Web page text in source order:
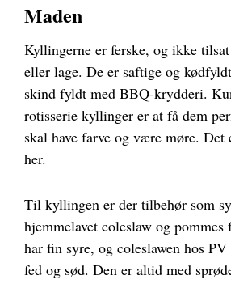
Maden
Kyllingerne er ferske, og ikke
eller lage. De er saftige og
skind fyldt med BBQ-krydderi.
rotisserie kyllinger er at få dem
skal have farve og være møre. Det
her.
Til kyllingen er der tilbehør som
hjemmelavet coleslaw og
har fin syre, og coleslawen hos
fed og sød. Den er altid med